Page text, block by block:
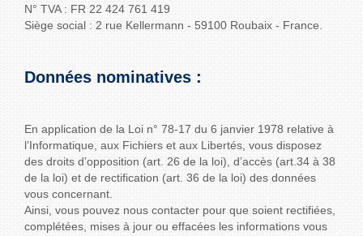
N° TVA : FR 22 424 761 419
Siège social : 2 rue Kellermann - 59100 Roubaix - France.
Données nominatives :
En application de la Loi n° 78-17 du 6 janvier 1978 relative à
l’Informatique, aux Fichiers et aux Libertés, vous disposez
des droits d’opposition (art. 26 de la loi), d’accès (art.34 à 38
de la loi) et de rectification (art. 36 de la loi) des données
vous concernant.
Ainsi, vous pouvez nous contacter pour que soient rectifiées,
complétées, mises à jour ou effacées les informations vous